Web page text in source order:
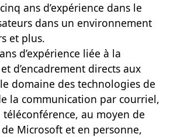
ans d’expérience dans le
dans un environnement
et plus.
d’expérience liée à la
d’encadrement directs aux
domaine des technologies de
la communication par courriel,
au moyen de
de Microsoft et en personne,